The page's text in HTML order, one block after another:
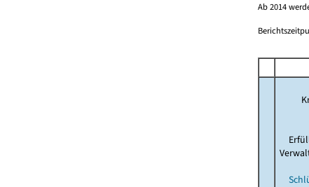
Ab 2014